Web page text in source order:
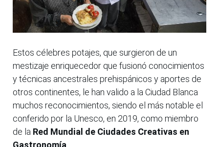
Estos célebres potajes, que surgieron de un
mestizaje enriquecedor que fusionó conocimientos
y técnicas ancestrales prehispánicos y aportes de
otros continentes, le han valido a la Ciudad Blanca
muchos reconocimientos, siendo el más notable el
conferido por la Unesco, en 2019, como miembro
de la Red Mundial de Ciudades Creativas en
Gastronomía